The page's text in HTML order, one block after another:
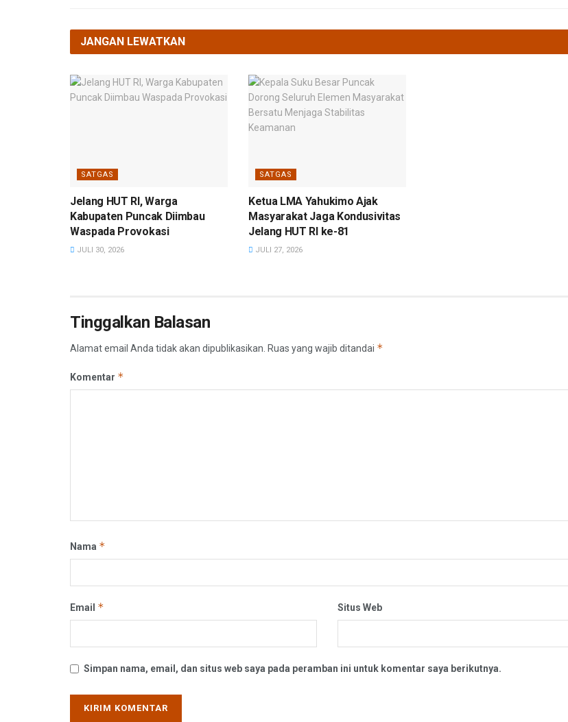
JANGAN LEWATKAN
SATGAS
Jelang HUT RI, Warga
Kabupaten Puncak Diimbau
Waspada Provokasi
JULI 30, 2026
SATGAS
Ketua LMA Yahukimo Ajak
Masyarakat Jaga Kondusivitas
Jelang HUT RI ke-81
JULI 27, 2026
Tinggalkan Balasan
Alamat email Anda tidak akan dipublikasikan. Ruas yang wajib ditandai *
Komentar *
Nama *
Email * Situs Web
Simpan nama, email, dan situs web saya pada peramban ini untuk komentar saya berikutnya.